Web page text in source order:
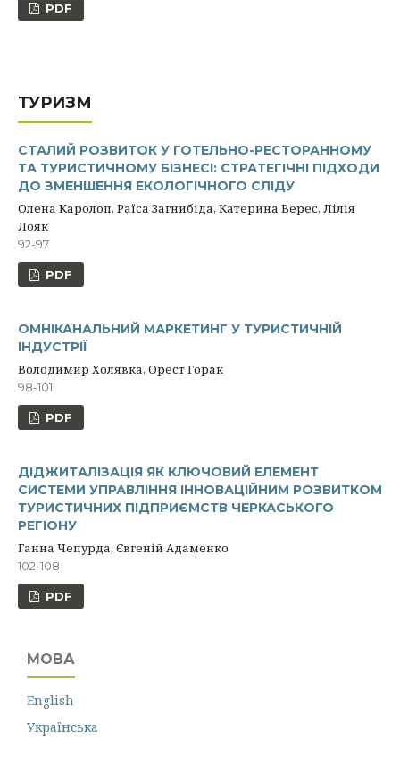
PDF
ТУРИЗМ
СТАЛИЙ РОЗВИТОК У ГОТЕЛЬНО-РЕСТОРАННОМУ
ТА ТУРИСТИЧНОМУ БІЗНЕСІ: СТРАТЕГІЧНІ ПІДХОДИ
ДО ЗМЕНШЕННЯ ЕКОЛОГІЧНОГО СЛІДУ
Олена Каролоп, Раїса Загнибіда, Катерина Верес, Лілія
Лояк
92-97
PDF
ОМНІКАНАЛЬНИЙ МАРКЕТИНГ У ТУРИСТИЧНІЙ
ІНДУСТРІЇ
Володимир Холявка, Орест Горак
98-101
PDF
ДІДЖИТАЛІЗАЦІЯ ЯК КЛЮЧОВИЙ ЕЛЕМЕНТ
СИСТЕМИ УПРАВЛІННЯ ІННОВАЦІЙНИМ РОЗВИТКОМ
ТУРИСТИЧНИХ ПІДПРИЄМСТВ ЧЕРКАСЬКОГО
РЕГІОНУ
Ганна Чепурда, Євгеній Адаменко
102-108
PDF
МОВА
English
Українська